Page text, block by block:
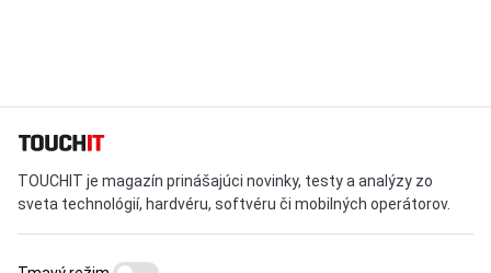
TOUCHIT je magazín prinášajúci novinky, testy a analýzy zo
sveta technológií, hardvéru, softvéru či mobilných operátorov.